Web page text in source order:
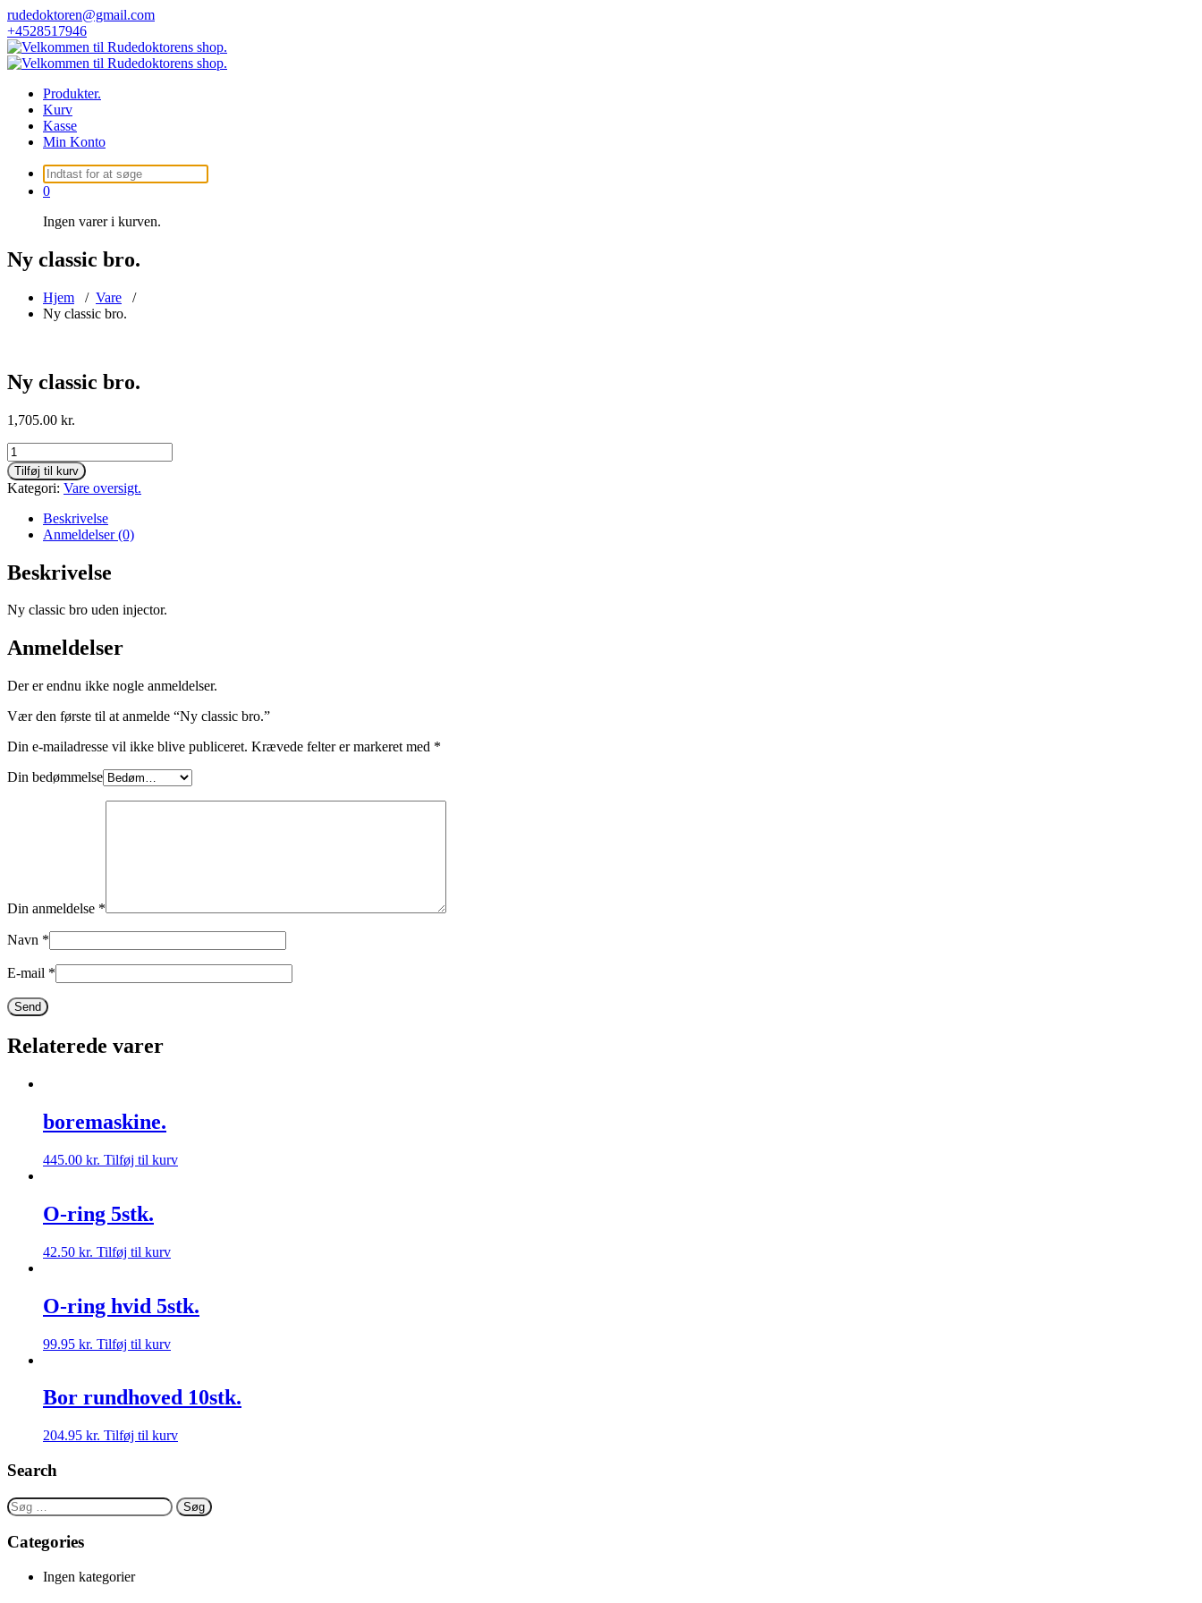
Videre
til
indhold
rudedoktoren@gmail.com
+4528517946
Produkter.
Kurv
Kasse
Min Konto
Søg
efter:
0
Ingen varer i kurven.
Ny classic bro.
Hjem / Vare /
Ny classic bro.
Ny classic bro.
1,705.00 kr.
Ny
classic
bro.
antal
Tilføj til kurv
Kategori: Vare oversigt.
Beskrivelse
Anmeldelser (0)
Beskrivelse
Ny classic bro uden injector.
Anmeldelser
Der er endnu ikke nogle anmeldelser.
Vær den første til at anmelde “Ny classic bro.”
Din e-mailadresse vil ikke blive publiceret. Krævede felter er markeret med *
Din bedømmelse
Din anmeldelse *
Navn *
E-mail *
Relaterede varer
boremaskine.
445.00 kr. Tilføj til kurv
O-ring 5stk.
42.50 kr. Tilføj til kurv
O-ring hvid 5stk.
99.95 kr. Tilføj til kurv
Bor rundhoved 10stk.
204.95 kr. Tilføj til kurv
Search
Søg
efter:
Categories
Ingen kategorier